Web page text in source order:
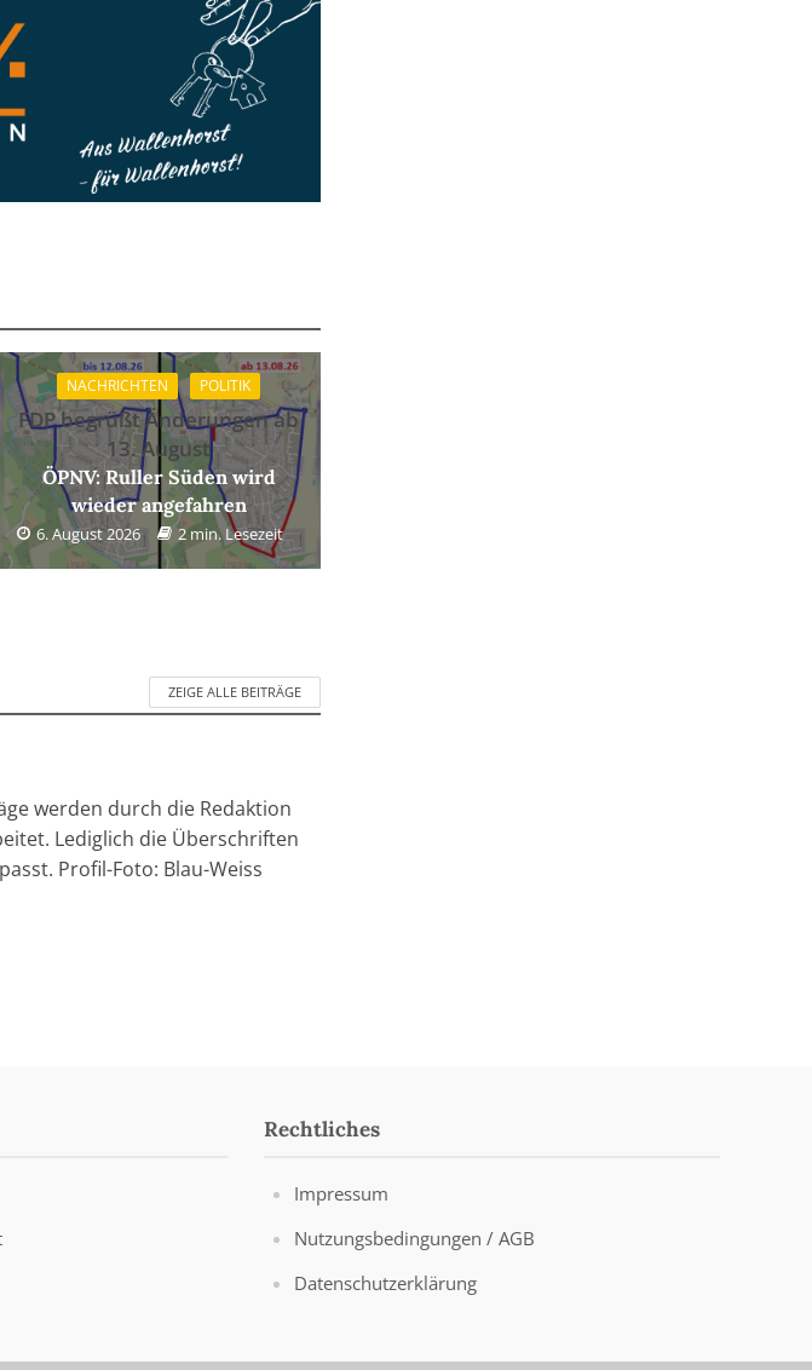
NACHRICHTEN POLITIK
FDP begrüßt Änderungen ab
13. August
ÖPNV: Ruller Süden wird
wieder angefahren
6. August 2026 2 min. Lesezeit
ZEIGE ALLE BEITRÄGE
werden durch die Redaktion
Lediglich die Überschriften
Profil-Foto: Blau-Weiss
Rechtliches
Impressum
Nutzungsbedingungen / AGB
Datenschutzerklärung